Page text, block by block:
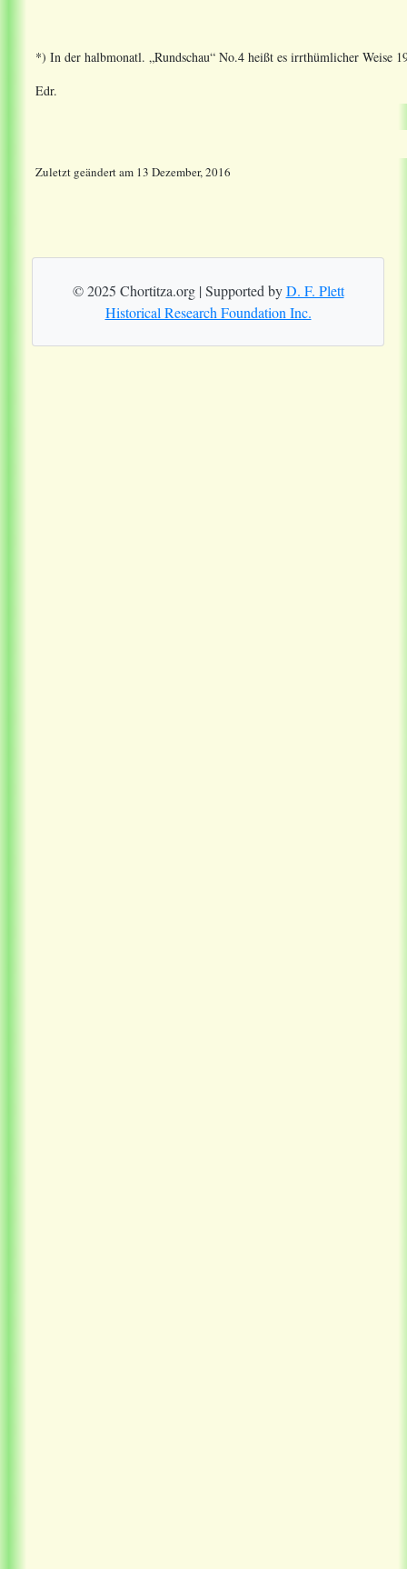
*) In der halbmonatl. „Rundschau“ No.4 heißt es irrthümlicher Weise
Edr.
Zuletzt geändertam 13 Dezember, 2016
© 2025 Chortitza.org | Supported byD. F. Plett
Historical Research Foundation Inc.